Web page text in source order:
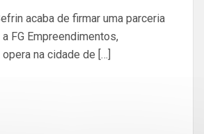
acaba de firmar uma parceria
FG Empreendimentos,
na cidade de […]